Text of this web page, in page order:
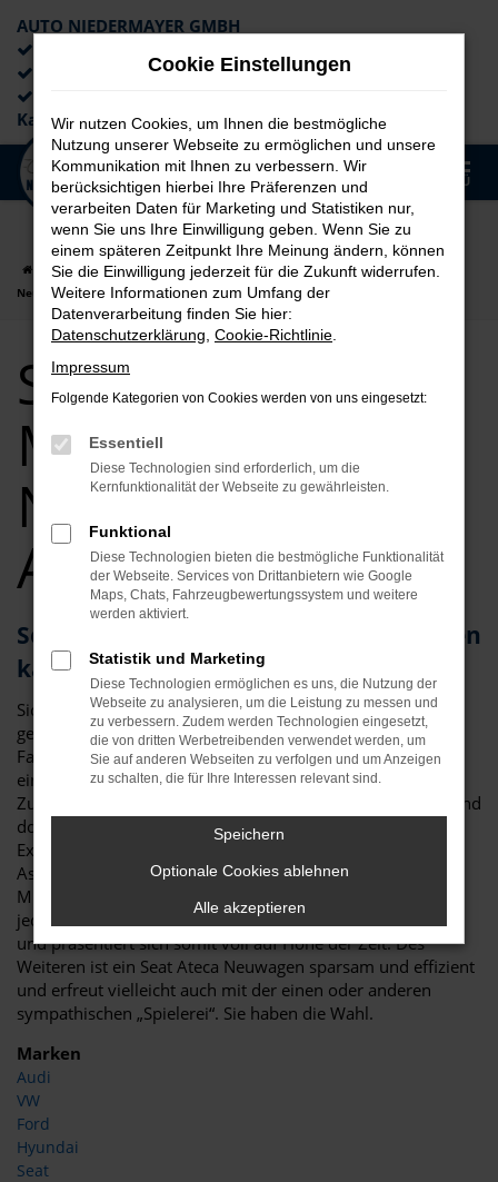
Zum
Hauptinhalt
springen
AUTO NIEDERMAYER GMBH
Lieferung an die Haustür
Kaufabwicklung
MENÜ
Startseite München Seat Seat Ateca
Seat Ateca für München
Neuwagen Top Angebote
Seat Ateca für
München
Neuwagen Top
Angebote
Seat Ateca – als Neuwagen für München
kaum zu toppen
Sicher haben Sie schon viel über den Seat Ateca Neuwagen
gelesen und festgestellt, dass es kaum ein geeigneteres
Fahrzeug für München und Umgebung gibt. Da ist zum
einen die überzeugende Optik, die klar und deutlich die
Zugehörigkeit zur Modellfamilie von Seat erkennen lässt und
doch eigenständig ausfällt. Da sind aber auch die vielen
Extras der aktuellen Modellgeneration und die
Assistenzsysteme. Für einen Seat Ateca Neuwagen in
München sprich in erster Linie der Sicherheitsaspekt. Mit
jeder Generation hat das Fahrzeug neue Technik erhalten
und präsentiert sich somit voll auf Höhe der Zeit. Des
Weiteren ist ein Seat Ateca Neuwagen sparsam und effizient
und erfreut vielleicht auch mit der einen oder anderen
sympathischen „Spielerei“. Sie haben die Wahl.
Marken
Audi
VW
Ford
Hyundai
Seat
Cookie Einstellungen
Wir nutzen Cookies, um Ihnen die bestmögliche
Nutzung unserer Webseite zu ermöglichen und unsere
Kommunikation mit Ihnen zu verbessern. Wir
berücksichtigen hierbei Ihre Präferenzen und
verarbeiten Daten für Marketing und Statistiken nur,
wenn Sie uns Ihre Einwilligung geben. Wenn Sie zu
einem späteren Zeitpunkt Ihre Meinung ändern, können
Sie die Einwilligung jederzeit für die Zukunft widerrufen.
Weitere Informationen zum Umfang der
Datenverarbeitung finden Sie hier:
Datenschutzerklärung Cookie-Richtlinie
Impressum
Folgende Kategorien von Cookies werden von uns eingesetzt:
Essentiell
Diese Technologien sind erforderlich, um die
Kernfunktionalität der Webseite zu gewährleisten.
Funktional
Diese Technologien bieten die bestmögliche Funktionalität
der Webseite. Services von Drittanbietern wie Google
Maps, Chats, Fahrzeugbewertungssystem und weitere
werden aktiviert.
Statistik und Marketing
Diese Technologien ermöglichen es uns, die Nutzung der
Webseite zu analysieren, um die Leistung zu messen und
zu verbessern. Zudem werden Technologien eingesetzt,
die von dritten Werbetreibenden verwendet werden, um
Sie auf anderen Webseiten zu verfolgen und um Anzeigen
zu schalten, die für Ihre Interessen relevant sind.
Speichern
Optionale Cookies ablehnen
Alle akzeptieren